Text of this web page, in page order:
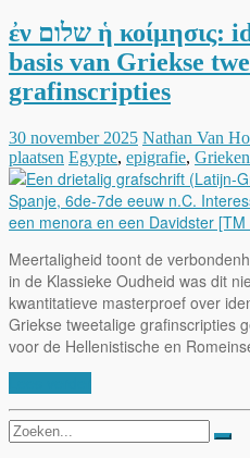
ἐν שלום ἡ κοίμησις: identiteitsbeleving op
basis van Griekse
grafinscripties
30 november 2025 Nathan Van
plaatsen Egypte, epigrafie,
Meertaligheid toont de
in de Klassieke Oudheid was dit
kwantitatieve masterproef over
Griekse tweetalige grafinscripties
voor de Hellenistische en
Zoeken
naar: